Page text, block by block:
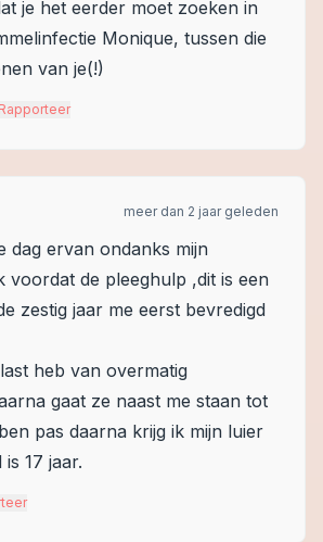
je het eerder moet zoeken in
Monique, tussen die
van je(!)
Rapporteer
meer dan 2 jaar geleden
dag ervan ondanks mijn
voordat de pleeghulp ,dit is een
zestig jaar me eerst bevredigd
heb van overmatig
gaat ze naast me staan tot
pas daarna krijg ik mijn luier
17 jaar.